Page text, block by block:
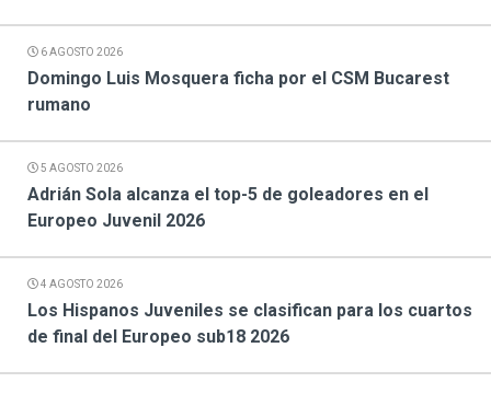
6 AGOSTO 2026
Domingo Luis Mosquera ficha por el CSM Bucarest
rumano
5 AGOSTO 2026
Adrián Sola alcanza el top-5 de goleadores en el
Europeo Juvenil 2026
4 AGOSTO 2026
Los Hispanos Juveniles se clasifican para los cuartos
de final del Europeo sub18 2026